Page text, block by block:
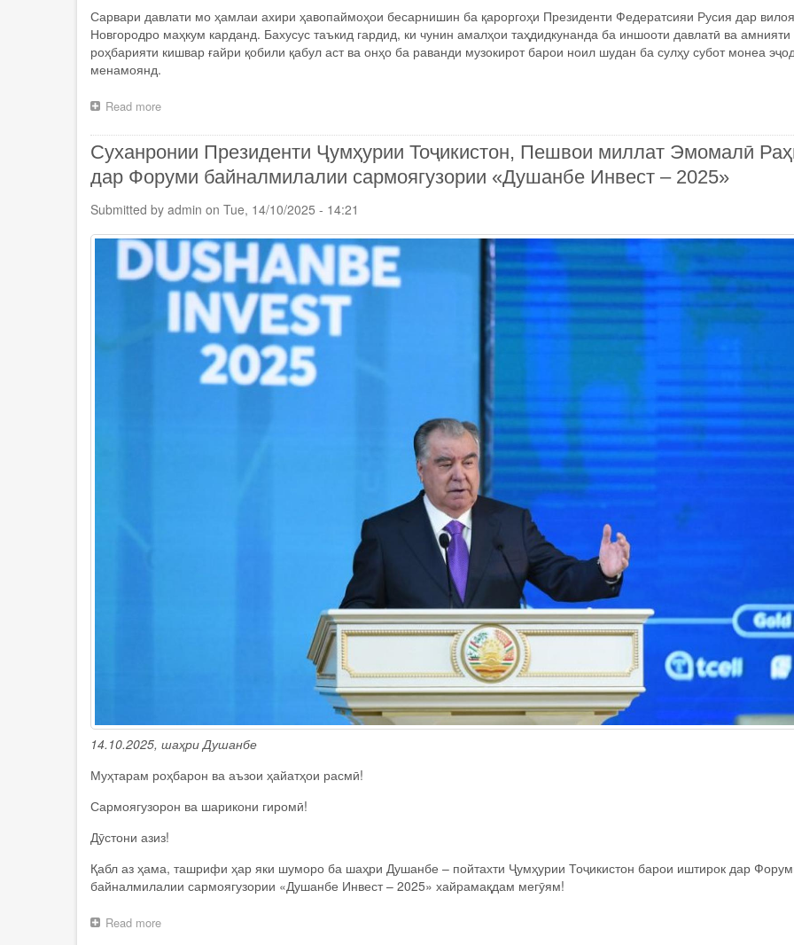
Сарвари давлати мо ҳамлаи ахири ҳавопаймоҳои бесарнишин ба қароргоҳи Президенти Федератсияи Русия дар
Новгородро маҳкум карданд. Бахусус таъкид гардид, ки чунин амалҳои таҳдидкунанда ба иншооти давлатӣ ва амнияти
роҳбарияти кишвар ғайри қобили қабул аст ва онҳо ба раванди музокирот барои ноил шудан ба сулҳу субот монеа
менамоянд.
Read more
Ҷумҳурии
Тоҷикистон
Эмомалӣ
Раҳмон
Президенти
Федератсияи
Русия
Владимир
Путин
суҳбати
телефонӣ
анҷом
доданд
Суханронии Президенти Ҷумҳурии Тоҷикистон, Пешвои миллат Эмомалӣ
дар Форуми байналмилалии сармоягузории «Душанбе Инвест – 2025»
Submitted by admin on Tue, 14/10/2025 - 14:21
14.10.2025, шаҳри Душанбе
Муҳтарам роҳбарон ва аъзои ҳайатҳои расмӣ!
Сармоягузорон ва шарикони гиромӣ!
Дӯстони азиз!
Қабл аз ҳама, ташрифи ҳар яки шуморо ба шаҳри Душанбе – пойтахти Ҷумҳурии Тоҷикистон барои иштирок дар
байналмилалии сармоягузории «Душанбе Инвест – 2025» хайрамақдам мегӯям!
Read more